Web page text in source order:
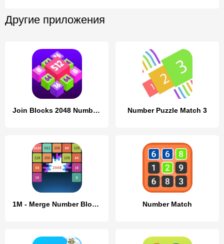
Другие приложения
Join Blocks 2048 Number Puzzle Number Puzzle Match 3
1M - Merge Number Block Puzzle Number Match